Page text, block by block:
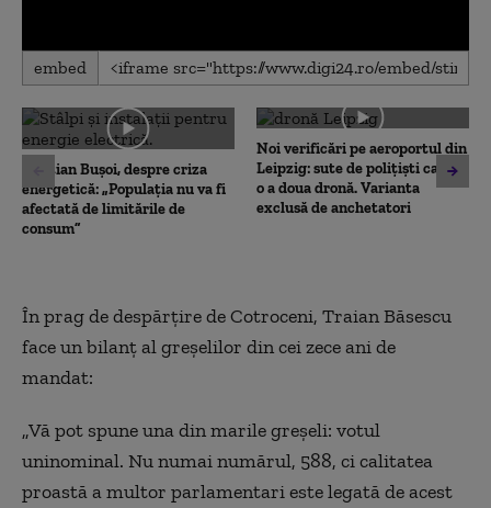
0
seconds
0
seconds
embed
Cristian Bușoi, despre criza
energetică: „Populația nu va fi
afectată de limitările de
consum”
Noi verificări pe aeroportul din
Leipzig: sute de polițiști caută
o a doua dronă. Varianta
exclusă de anchetatori
În prag de despărţire de Cotroceni, Traian Băsescu
face un bilanţ al greşelilor din cei zece ani de
mandat:
„Vă pot spune una din marile greşeli: votul
uninominal. Nu numai numărul, 588, ci calitatea
proastă a multor parlamentari este legată de acest